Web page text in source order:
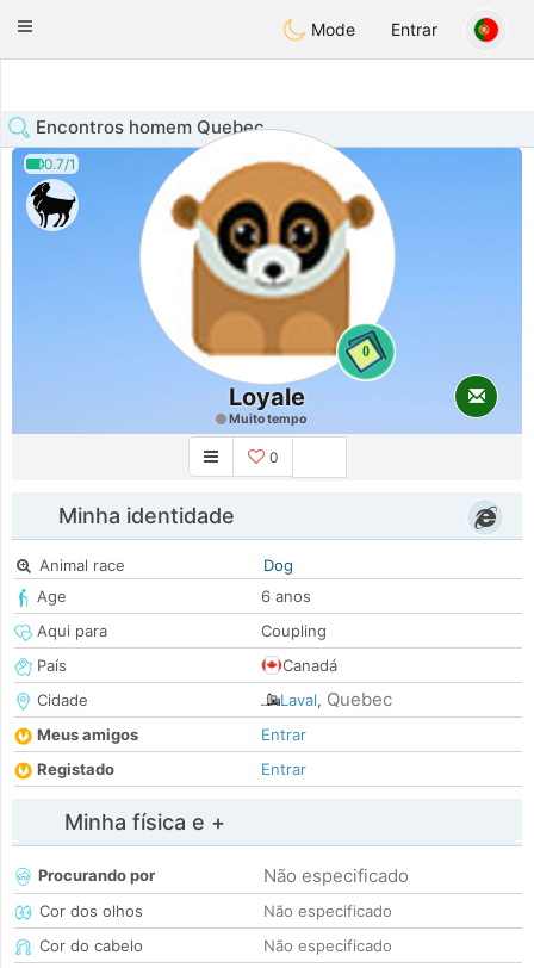
Animour
Toggle
Mode Entrar
Encontros homem Quebec
0.7/1
0
Loyale
Muito tempo
0
Minha identidade
Animal race
Dog
Age
6 anos
Aqui para
Coupling
País
Canadá
Cidade
Laval, Quebec
Meus amigos
Entrar
Registado
Entrar
Minha física e +
Procurando por Não especificado
Cor dos olhos
Não especificado
Cor do cabelo
Não especificado